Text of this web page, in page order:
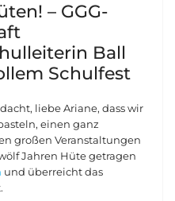
– GGG-
Ball
Schulfest
liebe Ariane, dass wir
einen ganz
großen Veranstaltungen
Jahren Hüte getragen
und überreicht das